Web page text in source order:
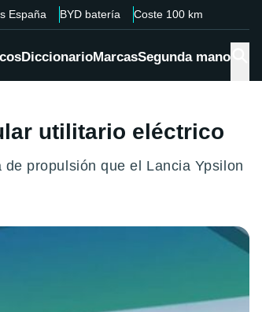
España BYD batería Coste 100 km
DiccionarioMarcasSegunda mano
utilitario eléctrico
propulsión que el Lancia Ypsilon